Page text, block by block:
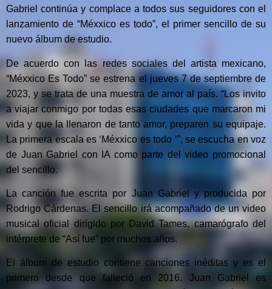
Gabriel continúa y complace a todos sus seguidores con el
lanzamiento de “Méxxico es todo”, el primer sencillo de su
nuevo álbum de estudio.
De acuerdo con las redes sociales del artista mexicano,
“Méxxico Es Todo” se estrena el jueves 7 de septiembre de
2023, y se trata de una muestra de amor al país. “Los invito
a viajar conmigo por todas esas ciudades que marcaron mi
vida y que la llenaron de tanto amor, preparen su equipaje.
La primera escala es ‘Méxxico es todo ‘”, se escucha en voz
de Juan Gabriel con IA como parte del video promocional
del sencillo.
La canción fue escrita por Juan Gabriel y producida por
Rodrigo Cárdenas. El sencillo irá acompañado de un video
musical oficial dirigido por David Tames, camarógrafo del
intérprete de “Así fue” por muchos años.
El álbum de estudio contiene canciones inéditas y es el
primero desde que falleció en 2016. Juan Gabriel es